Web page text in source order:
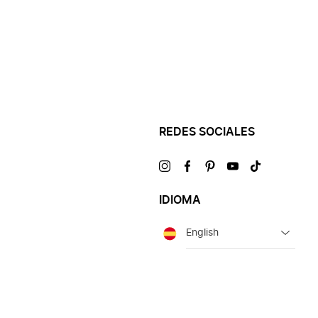
REDES SOCIALES
VisítanosVisítanosVisítanosVisítanosVisítanos
IDIOMA
Idioma